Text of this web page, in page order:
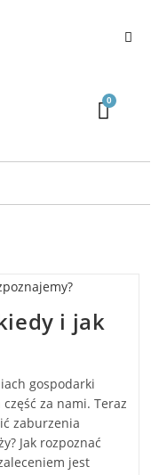
i jak
gospodarki
za nami. Teraz
zaburzenia
Jak rozpoznać
jest